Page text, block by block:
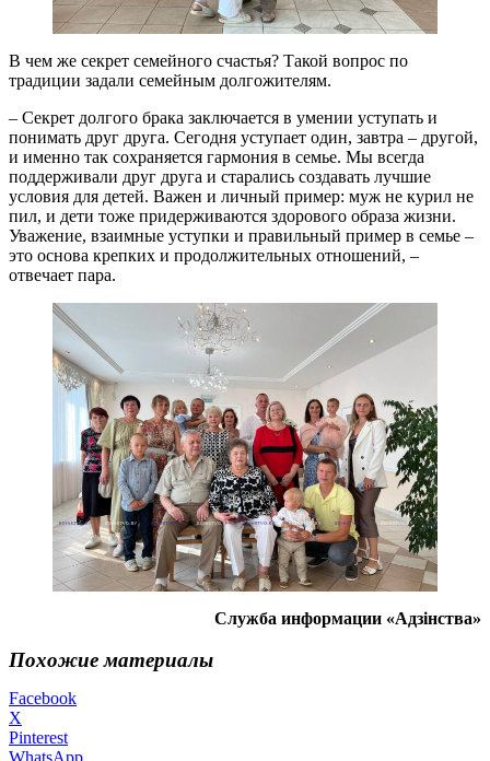
В чем же секрет семейного счастья? Такой вопрос по
традиции задали семейным долгожителям.
– Секрет долгого брака заключается в умении уступать и
понимать друг друга. Сегодня уступает один, завтра – другой,
и именно так сохраняется гармония в семье. Мы всегда
поддерживали друг друга и старались создавать лучшие
условия для детей. Важен и личный пример: муж не курил не
пил, и дети тоже придерживаются здорового образа жизни.
Уважение, взаимные уступки и правильный пример в семье –
это основа крепких и продолжительных отношений, –
отвечает пара.
Служба информации «Адзінства»
Похожие материалы
Facebook
X
Pinterest